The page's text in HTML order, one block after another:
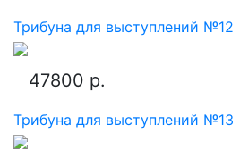
Трибуна для выступлений №12
47800 р.
Трибуна для выступлений №13